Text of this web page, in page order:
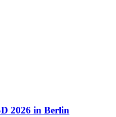
2026 in Berlin